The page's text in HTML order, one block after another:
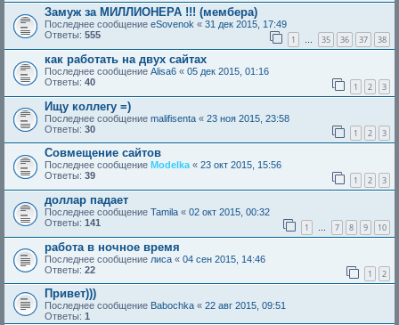
Замуж за МИЛЛИОНЕРА !!! (мембера)
Последнее сообщение eSovenok « 31 дек 2015, 17:49
Ответы: 555 1 … 35 36 37 38
как работать на двух сайтах
Последнее сообщение Alisa6 « 05 дек 2015, 01:16
Ответы: 40 1 2 3
Ищу коллегу =)
Последнее сообщение malifisenta « 23 ноя 2015, 23:58
Ответы: 30 1 2 3
Совмещение сайтов
Последнее сообщение Modelka « 23 окт 2015, 15:56
Ответы: 39 1 2 3
доллар падает
Последнее сообщение Tamila « 02 окт 2015, 00:32
Ответы: 141 1 7 8 9 10
работа в ночное время
Последнее сообщение лиса « 04 сен 2015, 14:46
Ответы: 22 1 2
Привет)))
Последнее сообщение Babochka « 22 авг 2015, 09:51
Ответы: 1